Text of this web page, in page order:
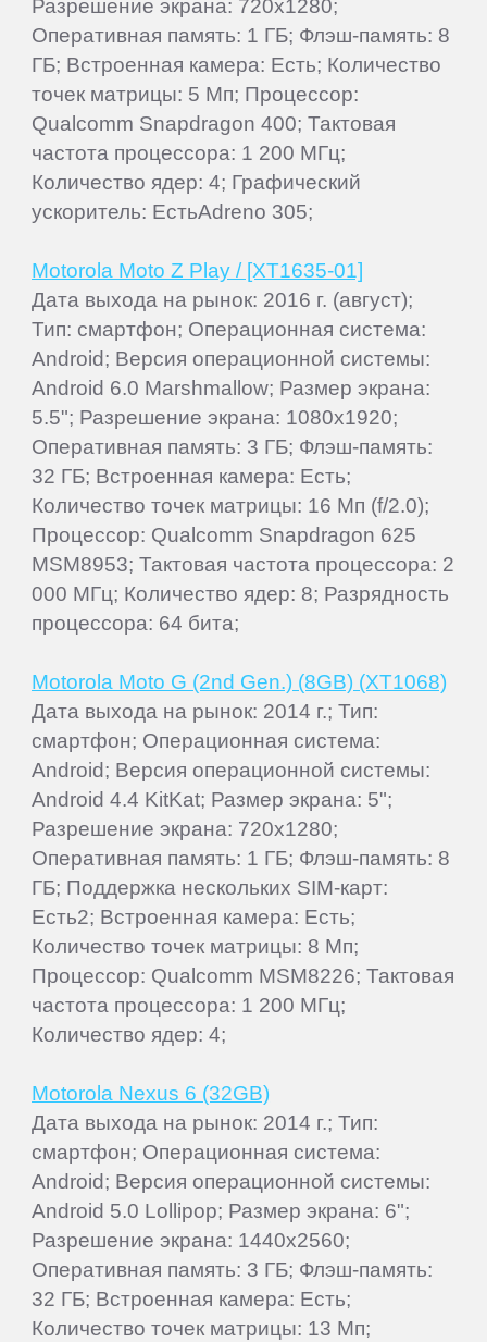
Разрешение экрана: 720x1280;
Оперативная память: 1 ГБ; Флэш-память: 8
ГБ; Встроенная камера: Есть; Количество
точек матрицы: 5 Мп; Процессор:
Qualcomm Snapdragon 400; Тактовая
частота процессора: 1 200 МГц;
Количество ядер: 4; Графический
ускоритель: ЕстьAdreno 305;
Motorola Moto Z Play / [XT1635-01]
Дата выхода на рынок: 2016 г. (август);
Тип: смартфон; Операционная система:
Android; Версия операционной системы:
Android 6.0 Marshmallow; Размер экрана:
5.5"; Разрешение экрана: 1080x1920;
Оперативная память: 3 ГБ; Флэш-память:
32 ГБ; Встроенная камера: Есть;
Количество точек матрицы: 16 Мп (f/2.0);
Процессор: Qualcomm Snapdragon 625
MSM8953; Тактовая частота процессора: 2
000 МГц; Количество ядер: 8; Разрядность
процессора: 64 бита;
Motorola Moto G (2nd Gen.) (8GB) (XT1068)
Дата выхода на рынок: 2014 г.; Тип:
смартфон; Операционная система:
Android; Версия операционной системы:
Android 4.4 KitKat; Размер экрана: 5";
Разрешение экрана: 720x1280;
Оперативная память: 1 ГБ; Флэш-память: 8
ГБ; Поддержка нескольких SIM-карт:
Есть2; Встроенная камера: Есть;
Количество точек матрицы: 8 Мп;
Процессор: Qualcomm MSM8226; Тактовая
частота процессора: 1 200 МГц;
Количество ядер: 4;
Motorola Nexus 6 (32GB)
Дата выхода на рынок: 2014 г.; Тип:
смартфон; Операционная система:
Android; Версия операционной системы:
Android 5.0 Lollipop; Размер экрана: 6";
Разрешение экрана: 1440x2560;
Оперативная память: 3 ГБ; Флэш-память:
32 ГБ; Встроенная камера: Есть;
Количество точек матрицы: 13 Мп;